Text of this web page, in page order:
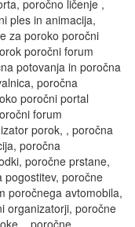
poročno ličenje ,
ples in animacija,
za poroko poročni
poročni forum
potovanja in poročna
poročna
poročni portal
forum
porok, , poročna
poročna
poročne prstane,
pogostitev, poročne
poročnega avtomobila,
organizatorji, poročne
, poročne